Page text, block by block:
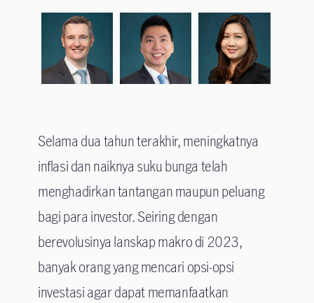
Selama dua tahun terakhir, meningkatnya
inflasi dan naiknya suku bunga telah
menghadirkan tantangan maupun peluang
bagi para investor. Seiring dengan
berevolusinya lanskap makro di 2023,
banyak orang yang mencari opsi-opsi
investasi agar dapat memanfaatkan